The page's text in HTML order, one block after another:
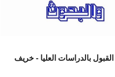
القبول بالدراسات العليا - خريف